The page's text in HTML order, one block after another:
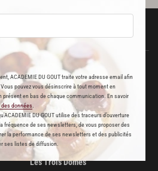
ACADEMIE DU GOUT traite votre adresse email afin
pouvez vous désinscrire à tout moment en
présent en bas de chaque communication. En savoir
données
DU GOUT utilise des traceurs d’ouverture
fréquence de ses newsletters, de vous proposer des
la performance de ses newsletters et des publicités
ses listes de diffusion.
À DÉCOUVRIR
Beurre Bordier
La Pâtisserie des Rêves
Boucherie Metzger et André
Maison Viennet
Poissonnerie Vianey
Les Trois Dômes